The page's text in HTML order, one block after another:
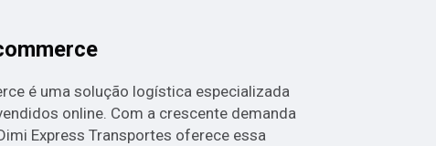
é uma solução logística especializada
online. Com a crescente demanda
Express Transportes oferece essa